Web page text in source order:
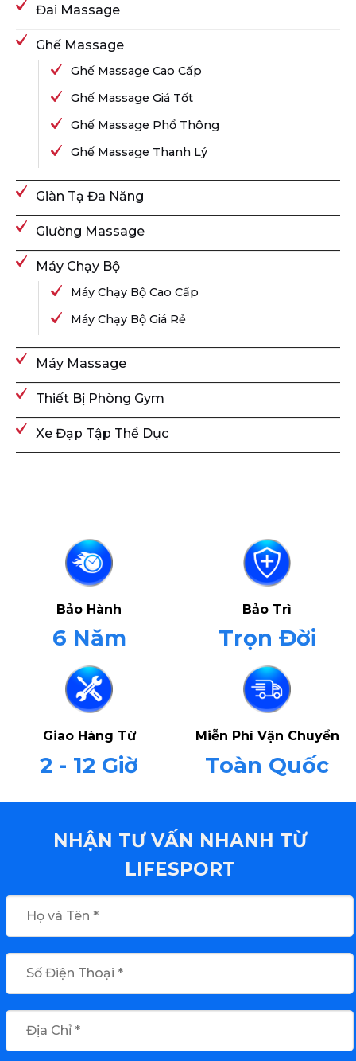
Đai Massage
Ghế Massage
Ghế Massage Cao Cấp
Ghế Massage Giá Tốt
Ghế Massage Phổ Thông
Ghế Massage Thanh Lý
Giàn Tạ Đa Năng
Giường Massage
Máy Chạy Bộ
Máy Chạy Bộ Cao Cấp
Máy Chạy Bộ Giá Rẻ
Máy Massage
Thiết Bị Phòng Gym
Xe Đạp Tập Thể Dục
Bảo Hành
6 Năm
Bảo Trì
Trọn Đời
Giao Hàng Từ
2 - 12 Giờ
Miễn Phí Vận Chuyển
Toàn Quốc
NHẬN TƯ VẤN NHANH TỪ
LIFESPORT